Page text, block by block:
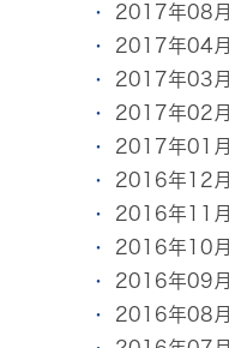
2017年08月
2017年04月
2017年03月
2017年02月
2017年01月
2016年12月
2016年11月
2016年10月
2016年09月
2016年08月